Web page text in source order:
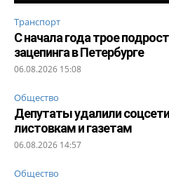
Транспорт
С начала года трое
зацепинга в Петербурге
06.08.2026 15:08
Общество
Депутаты удалили
листовкам и газетам
06.08.2026 14:57
Общество